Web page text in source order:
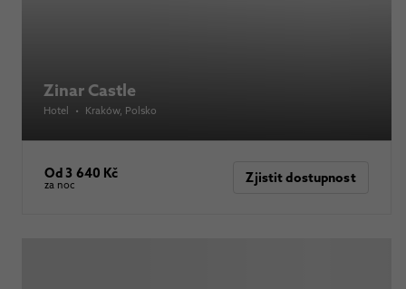
Zinar Castle
Hotel • Kraków, Polsko
Od 3 640 Kč
za noc Zjistit dostupnost